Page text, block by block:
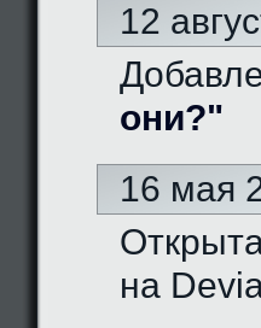
12
они?"
16 мая
на